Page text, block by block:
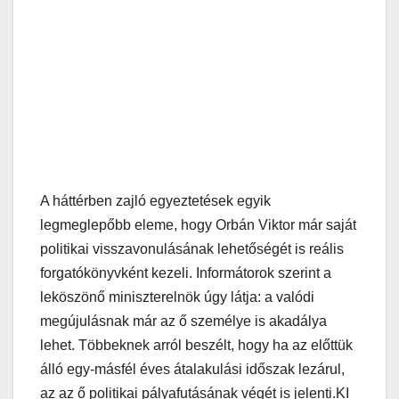
A háttérben zajló egyeztetések egyik
legmeglepőbb eleme, hogy Orbán Viktor már saját
politikai visszavonulásának lehetőségét is reális
forgatókönyvként kezeli. Informátorok szerint a
leköszönő miniszterelnök úgy látja: a valódi
megújulásnak már az ő személye is akadálya
lehet. Többeknek arról beszélt, hogy ha az előttük
álló egy-másfél éves átalakulási időszak lezárul,
az az ő politikai pályafutásának végét is jelenti.KI